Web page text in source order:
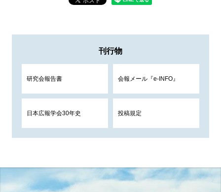
刊行物
研究会報告書 会報メール『e-INFO』
日本広報学会30年史 投稿規定